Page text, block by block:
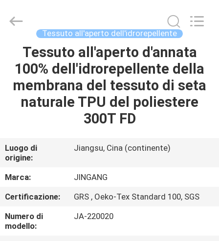
CASA
PRODOTTI
GIRO
DELLA
FABBRICA
CONTROLLO
Textile
Co.,Ltd.
Tessuto all'aperto dell'idrorepellente
Tessuto all'aperto d'annata
100% dell'idrorepellente della
membrana del tessuto di seta
naturale TPU del poliestere
300T FD
Luogo di
origine:
Jiangsu, Cina (continente)
Marca:
JINGANG
Certificazione:
GRS , Oeko-Tex Standard 100, SGS
Numero di
modello:
JA-220020